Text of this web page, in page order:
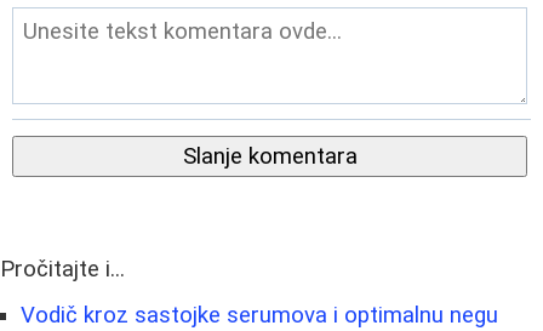
Slanje komentara
Pročitajte i...
Vodič kroz sastojke serumova i optimalnu negu